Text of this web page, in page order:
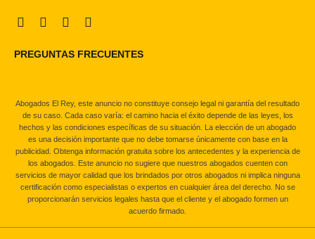
PREGUNTAS FRECUENTES
Abogados El Rey, este anuncio no constituye consejo legal ni garantía del resultado
de su caso. Cada caso varía: el camino hacia el éxito depende de las leyes, los
hechos y las condiciones específicas de su situación. La elección de un abogado
es una decisión importante que no debe tomarse únicamente con base en la
publicidad. Obtenga información gratuita sobre los antecedentes y la experiencia de
los abogados. Este anuncio no sugiere que nuestros abogados cuenten con
servicios de mayor calidad que los brindados por otros abogados ni implica ninguna
certificación como especialistas o expertos en cualquier área del derecho. No se
proporcionarán servicios legales hasta que el cliente y el abogado formen un
acuerdo firmado.